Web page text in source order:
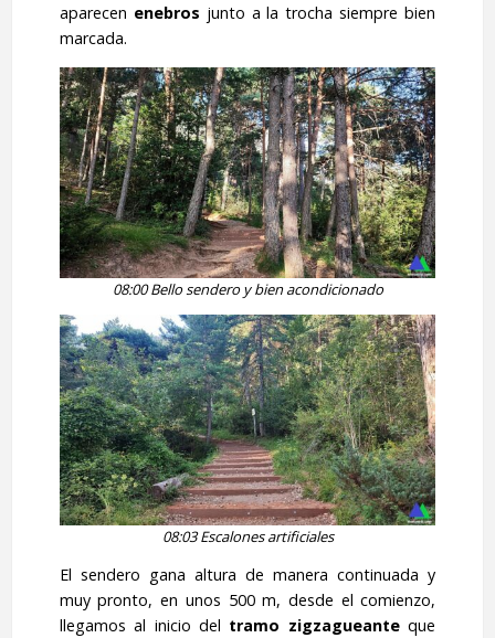
aparecen enebros junto a la trocha siempre bien
marcada.
08:00 Bello sendero y bien acondicionado
08:03 Escalones artificiales
El sendero gana altura de manera continuada y
muy pronto, en unos 500 m, desde el comienzo,
llegamos al inicio del tramo zigzagueanteque